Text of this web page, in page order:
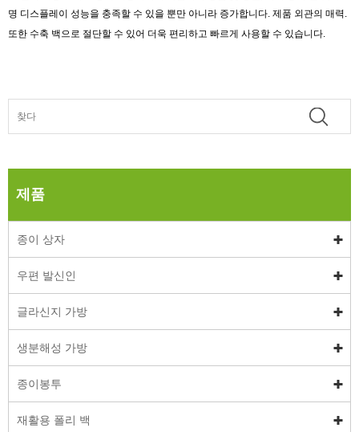
명 디스플레이 성능을 충족할 수 있을 뿐만 아니라 증가합니다. 제품 외관의 매력.
또한 수축 백으로 절단할 수 있어 더욱 편리하고 빠르게 사용할 수 있습니다.
제품
종이 상자
우편 발신인
글라신지 가방
생분해성 가방
종이봉투
재활용 폴리 백